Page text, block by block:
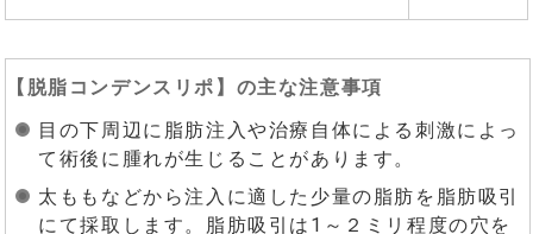
【 脱脂コンデンスリポ 】の主な注意事項
目の下周辺に脂肪注入や治療自体による刺激によっ
て術後に腫れが生じることがあります。
太ももなどから注入に適した少量の脂肪を脂肪吸引
にて採取します。脂肪吸引は1～２ミリ程度の穴を